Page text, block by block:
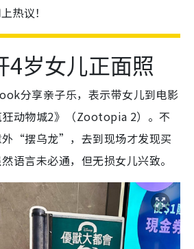
热议！
4岁女儿正面照
分享亲子乐，表示带女儿到电影
动物城2》（Zootopia 2）。不
外“摆乌龙”，去到现场才发现买
语言未必通，但无损女儿兴致。